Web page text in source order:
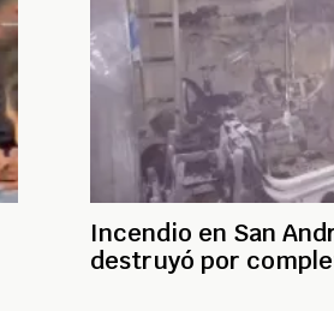
Incendio en San
destruyó por